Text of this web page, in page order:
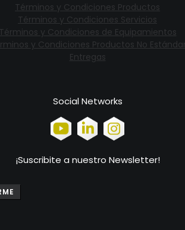
Términos y Condiciones Productos
Términos y Condiciones Servicios
Términos y Condiciones de Equipamientos
y Condiciones Productos No Estándar
Entregas
Social Networks
¡Suscribite a nuestro Newsletter!